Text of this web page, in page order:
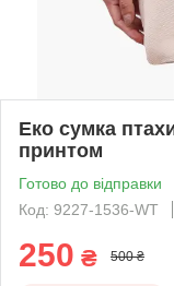
Еко сумка
принтом
Готово до відправки
Код: 9227-1536-WT
250 ₴ 500 ₴